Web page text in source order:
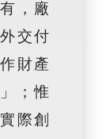
，廠
交付
財產
；惟
際創